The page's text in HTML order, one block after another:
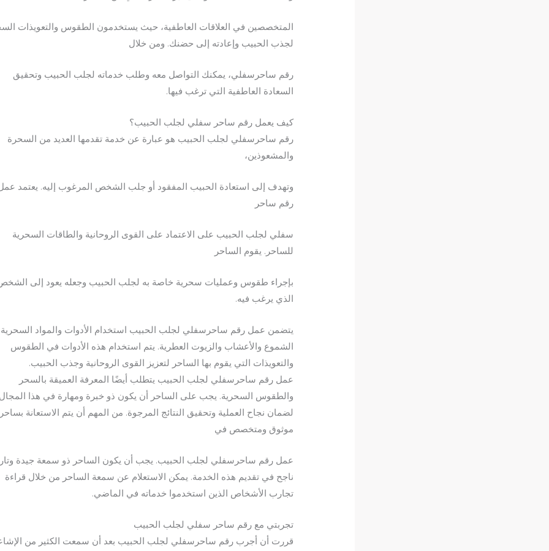
المتخصصين في العلاقات العاطفية، حيث يستخدمون الطقوس والتعويذات
لجذب الحبيب وإعادته إلى حضنك. ومن خلال
رقم ساحرسفلي، يمكنك التواصل معه وطلب خدماته لجلب الحبيب وتحقيق
السعادة العاطفية التي ترغب فيها.
كيف يعمل رقم ساحر سفلي لجلب الحبيب؟
رقم ساحرسفلي لجلب الحبيب هو عبارة عن خدمة تقدمها العديد من السحرة
والمشعوذين،
وتهدف إلى استعادة الحبيب المفقود أو جلب الشخص المرغوب إليه. يعتمد
رقم ساحر
سفلي لجلب الحبيب على الاعتماد على القوى الروحانية والطاقات السحرية
للساحر. يقوم الساحر
بإجراء طقوس وعمليات سحرية خاصة به لجلب الحبيب وجعله يعود إلى
الذي يرغب فيه.
يتضمن عمل رقم ساحرسفلي لجلب الحبيب استخدام الأدوات والمواد
الشموع والأعشاب والزيوت العطرية. يتم استخدام هذه الأدوات في الطقوس
والتعويذات التي يقوم بها الساحر لتعزيز القوى الروحانية وجذب الحبيب.
عمل رقم ساحرسفلي لجلب الحبيب يتطلب أيضًا المعرفة العميقة بالسحر
والطقوس السحرية. يجب على الساحر أن يكون ذو خبرة ومهارة في هذا
لضمان نجاح العملية وتحقيق النتائج المرجوة. من المهم أن يتم الاستعانة
موثوق ومتخصص في
عمل رقم ساحرسفلي لجلب الحبيب. يجب أن يكون الساحر ذو سمعة جيدة
ناجح في تقديم هذه الخدمة. يمكن الاستعلام عن سمعة الساحر من خلال قراءة
تجارب الأشخاص الذين استخدموا خدماته في الماضي.
تجربتي مع رقم ساحر سفلي لجلب الحبيب
قررت أن أجرب رقم ساحرسفلي لجلب الحبيب بعد أن سمعت الكثير من